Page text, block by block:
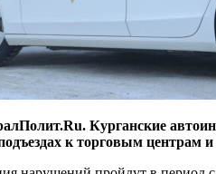
Курганские
к торговым